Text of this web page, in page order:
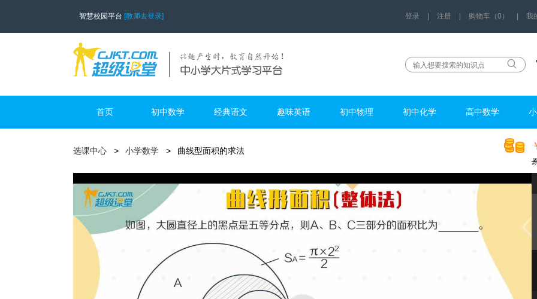
智慧校园平台 [教师去登录] 登录 注册 购物车（0） 我
首页 初中数学 经典语文 趣味英语 初中物理 初中化学 高中数学
选课中心 小学数学 曲线型面积的求法